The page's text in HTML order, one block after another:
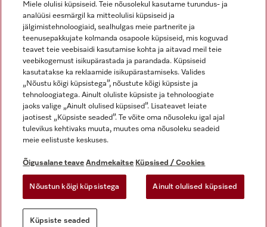
Õigusalane teave
Üldtingimused
Andmekaitse
Kasutustingimused
Digiteenuste seadus
Küpsiste seaded
Miele Instagramis
Miele Facebookis
Miele Youtube'is
Miele olulisi küpsiseid. Teie nõusolekul kasutame turundus- ja
analüüsi eesmärgil ka mitteolulisi küpsiseid ja
jälgimistehnoloogiaid, sealhulgas meie partnerite ja
teenusepakkujate kolmanda osapoole küpsiseid, mis koguvad
teavet teie veebisaidi kasutamise kohta ja aitavad meil teie
veebikogemust isikupärastada ja parandada. Küpsiseid
kasutatakse ka reklaamide isikupärastamiseks. Valides
„Nõustu kõigi küpsistega”, nõustute kõigi küpsiste ja
tehnoloogiatega. Ainult oluliste küpsiste ja tehnoloogiate
jaoks valige „Ainult olulised küpsised”. Lisateavet leiate
jaotisest „Küpsiste seaded”. Te võite oma nõusoleku igal ajal
tulevikus kehtivaks muuta, muutes oma nõusoleku seadeid
meie eelistuste keskuses.
Õigusalane teave Andmekaitse Küpsised / Cookies
Nõustun kõigi küpsistega Ainult olulised küpsised
Küpsiste seaded